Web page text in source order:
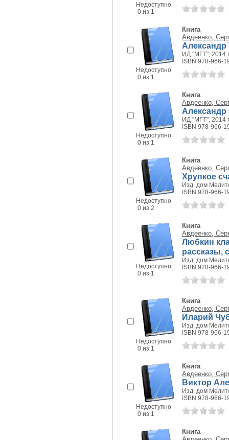
Недоступно
0 из 1
Недоступно
0 из 1
Книга
Авдеенко,
ИД "МГТ", 2014
ISBN 978-966-
Недоступно
0 из 1
Книга
Авдеенко,
ИД "МГТ", 2014
ISBN 978-966-
Недоступно
0 из 2
Книга
Авдеенко,
Хрупкое
Изд. дом
ISBN 978-966-
Недоступно
0 из 1
Книга
Авдеенко,
Любкин
рассказы,
Изд. дом
ISBN 978-966-
Недоступно
0 из 1
Книга
Авдеенко,
Иларий
Изд. дом
ISBN 978-966-
Недоступно
0 из 1
Книга
Авдеенко,
Виктор
Изд. дом
ISBN 978-966-
Книга